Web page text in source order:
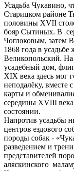
Усадьба Чукавино,
Старицком районе
половины XVII
бояр Сытиных. В
Чоглоковым, затем
1868 года в
Великопольский. На
усадебный дом,
XIX века здесь
неподалёку, вместе
карты и
середины XVIII
состоянии.
Напротив усадьбы
центров ездового
породы собак -
разведением и
представителей
аляскинского